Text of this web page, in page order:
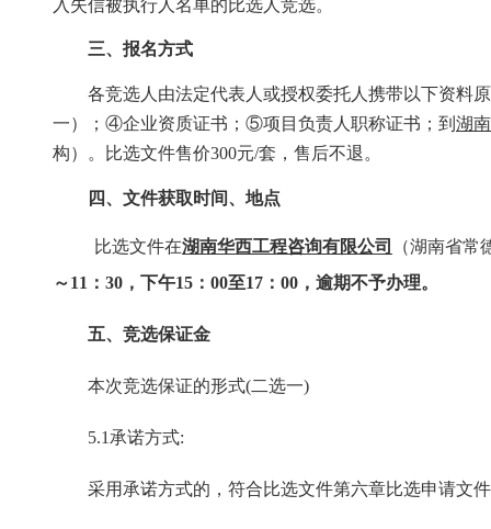
入失信被执行人名单的 比选 人 竞选。
三、报名方式
各竞选人由法定代表人或授权委托人携带以下资料原
一）；④企业资质证书 ； ⑤项目 负责人 职称证书 ；到 湖
构）。
比选文件售价300元/套，售后不退。
四、 文件获取时间、地点
比选文件在湖南华西工程咨询有限公司 （湖南省常
～11：30，下午15：00至17：00，逾期不予办理。
五、 竞选保证金
本次竞选保证的形式(二选一)
5.1承诺方式:
采用承诺方式的，符合比选文件第六章比选申请文